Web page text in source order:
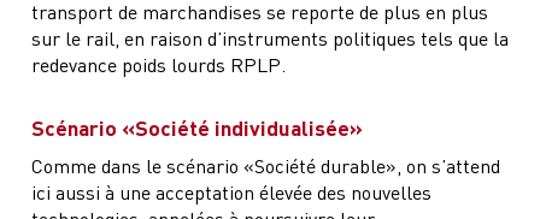
transport de marchandises se reporte de plus en plus
sur le rail, en raison d’instruments politiques tels que la
redevance poids lourds RPLP.
Scénario «Société individualisée»
Comme dans le scénario «Société durable», on s’attend
ici aussi à une acceptation élevée des nouvelles